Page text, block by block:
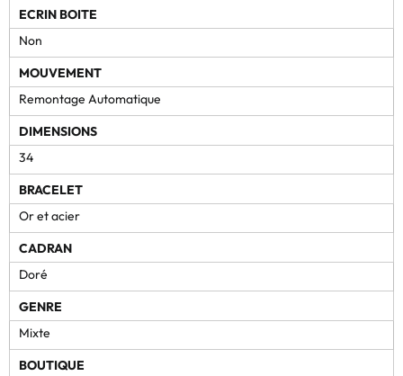
ECRIN BOITE
Non
MOUVEMENT
Remontage Automatique
DIMENSIONS
34
BRACELET
Or et acier
CADRAN
Doré
GENRE
Mixte
BOUTIQUE